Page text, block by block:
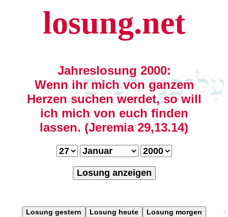
losung.net
Jahreslosung 2000:
Wenn ihr mich von ganzem
Herzen suchen werdet, so will
ich mich von euch finden
lassen. (Jeremia 29,13.14)
Losung anzeigen
Losung gestern Losung heute
Losung morgen